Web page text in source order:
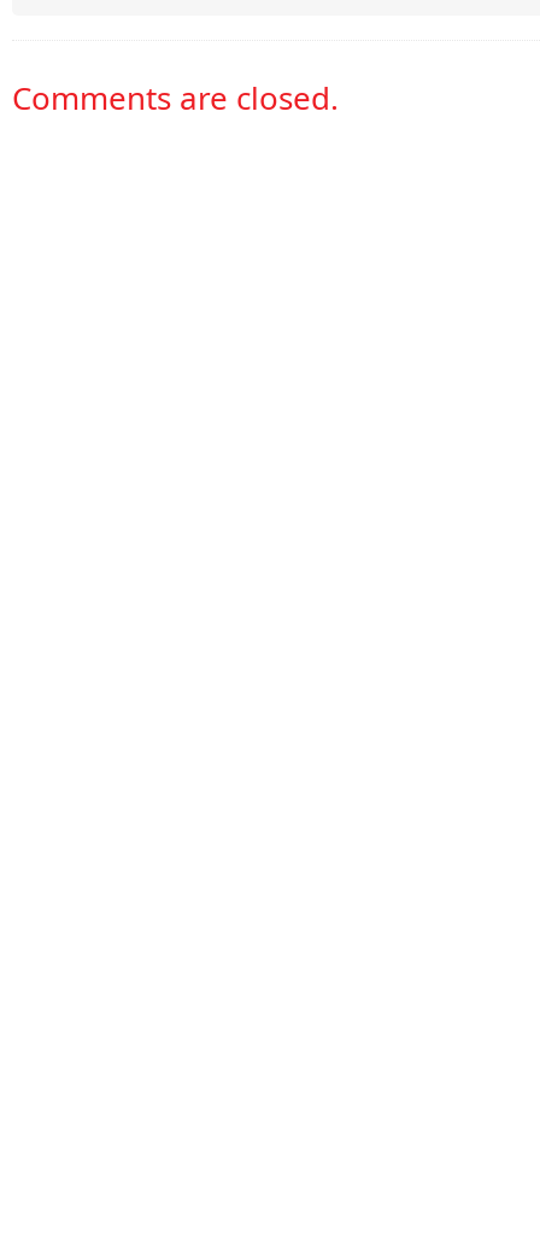
Comments are closed.